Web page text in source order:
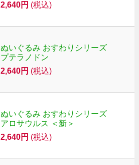
2,640円 (税込)
ぬいぐるみ おすわりシリーズ
プテラノドン
2,640円 (税込)
ぬいぐるみ おすわりシリーズ
アロサウルス ＜新＞
2,640円 (税込)